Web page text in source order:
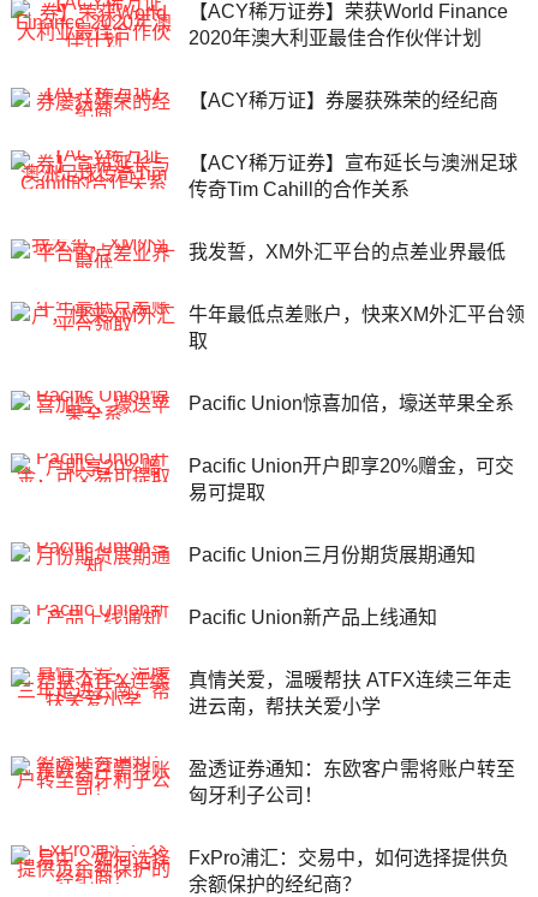
【ACY稀万证券】荣获World Finance
2020年澳大利亚最佳合作伙伴计划
【ACY稀万证】券屡获殊荣的经纪商
【ACY稀万证券】宣布延长与澳洲足球
传奇Tim Cahill的合作关系
我发誓，XM外汇平台的点差业界最低
牛年最低点差账户，快来XM外汇平台领
取
Pacific Union惊喜加倍，壕送苹果全系
Pacific Union开户即享20%赠金，可交
易可提取
Pacific Union三月份期货展期通知
Pacific Union新产品上线通知
真情关爱，温暖帮扶 ATFX连续三年走
进云南，帮扶关爱小学
盈透证券通知：东欧客户需将账户转至
匈牙利子公司！
FxPro浦汇：交易中，如何选择提供负
余额保护的经纪商？